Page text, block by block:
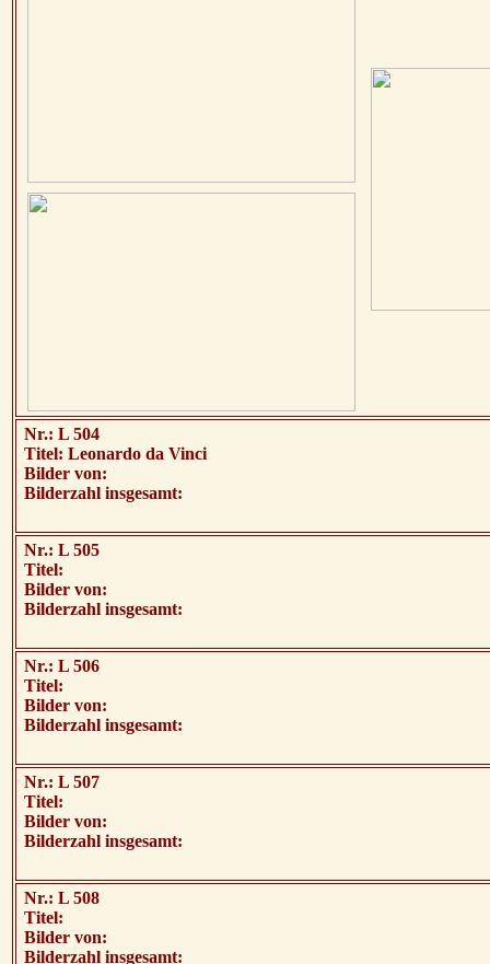
Nr.: L 504
Titel: Leonardo da Vinci
Bilder von:
Bilderzahl insgesamt:
Nr.: L 505
Titel:
Bilder von:
Bilderzahl insgesamt:
Nr.: L 506
Titel:
Bilder von:
Bilderzahl insgesamt:
Nr.: L 507
Titel:
Bilder von:
Bilderzahl insgesamt:
Nr.: L 508
Titel:
Bilder von:
Bilderzahl insgesamt: